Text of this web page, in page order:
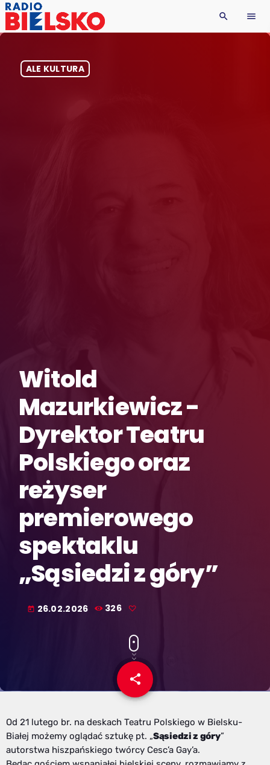
search menu
ALE KULTURA
Witold
Mazurkiewicz -
Dyrektor Teatru
Polskiego oraz
reżyser
premierowego
spektaklu
„Sąsiedzi z góry”
today 26.02.2026 326
share
email
Od 21 lutego br. na deskach Teatru Polskiego w Bielsku-
Białej możemy oglądać sztukę pt. „Sąsiedzi z góry”
autorstwa hiszpańskiego twórcy Cesc’a Gay’a.